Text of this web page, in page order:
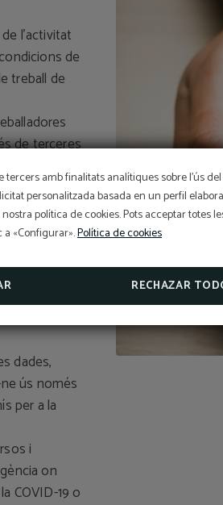
tercers amb finalitats analítiques sobre l'ús
personalitzada basada en un perfil
política de cookies. Pots acceptar totes
«Configurar».Política de cookies
RECHAZAR
l’activitat
de
treball de
de terceres
preveu la
informes
de
de
i
dades,
ús només
per a la
i
on
COVID-19 o
Preu